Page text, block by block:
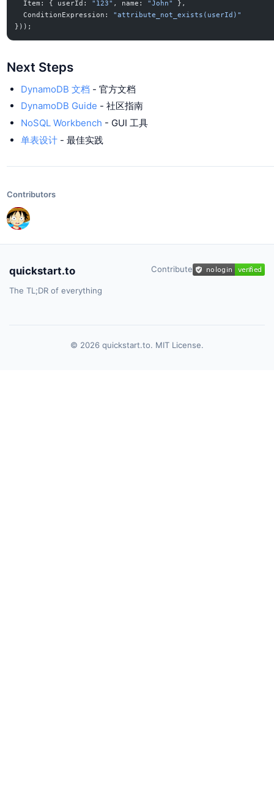
  Item: { userId:
"123" , name: "John"
},
  ConditionExpression:
"attribute_not_exists(userId)"
}));
Next Steps
DynamoDB 文档 - 官方文档
DynamoDB Guide - 社区指南
NoSQL Workbench - GUI 工具
单表设计- 最佳实践
Contributors
quickstart.to
The TL;DR of everything
Contribute
© 2026 quickstart.to. MIT License.